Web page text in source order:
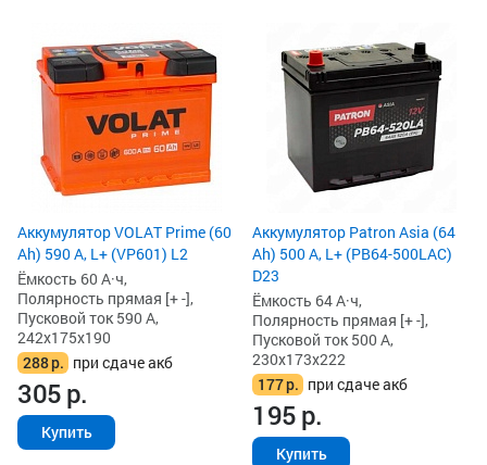
Аккумулятор VOLAT Prime (60
Ah) 590 А, L+ (VP601) L2
Ёмкость 60 А·ч,
Полярность прямая [+ -],
Пусковой ток 590 А,
242x175x190
288р. при сдаче акб
305р.
Купить
Аккумулятор Patron Asia (64
Ah) 500 А, L+ (PB64-500LAC)
D23
Ёмкость 64 А·ч,
Полярность прямая [+ -],
Пусковой ток 500 А,
230x173x222
177р. при сдаче акб
195р.
Купить